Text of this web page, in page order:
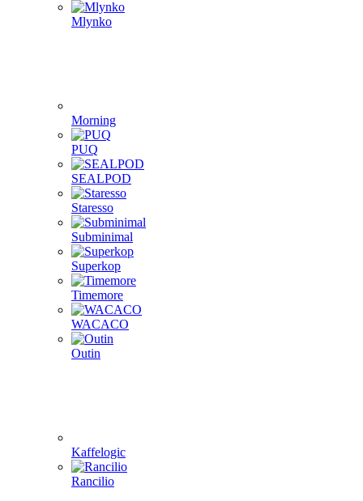
Mlynko
Morning
PUQ
SEALPOD
Staresso
Subminimal
Superkop
Timemore
WACACO
Outin
Kaffelogic
Rancilio